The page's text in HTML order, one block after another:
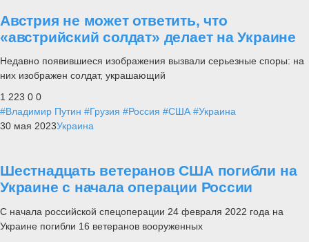
Австрия не может ответить, что
«австрийский солдат» делает на Украине
Недавно появившиеся изображения вызвали серьезные споры: на
них изображен солдат, украшающий
1 223 0 0
#Владимир Путин #Грузия #Россия #США #Украина
30 мая 2023Украина
Шестнадцать ветеранов США погибли на
Украине с начала операции России
С начала российской спецоперации 24 февраля 2022 года на
Украине погибли 16 ветеранов вооруженных